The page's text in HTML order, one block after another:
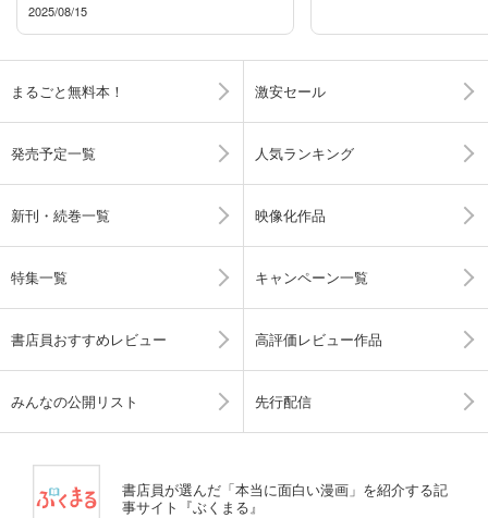
2025/08/15
まるごと無料本！ 激安セール
発売予定一覧 人気ランキング
新刊・続巻一覧 映像化作品
特集一覧 キャンペーン一覧
書店員おすすめレビュー 高評価レビュー作品
みんなの公開リスト 先行配信
書店員が選んだ「本当に面白い漫画」を紹介する記
事サイト『ぶくまる』